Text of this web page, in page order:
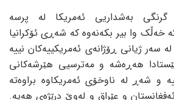
گرنگی بەشداریی ئەمریکا لە پرسە
خەڵک وا بیر بکەنەوە کە شەڕی ئۆکرانیا
سەر ژیانی ڕۆژانەی ئەمریکییەکان نییە
هەڕەشە و مەترسیی هێرشەکانی
نییە و شەڕ لە ناوخۆی ئەمریکاوە براوەتە
و عێراق و لەوێ درێژەی هەیە.